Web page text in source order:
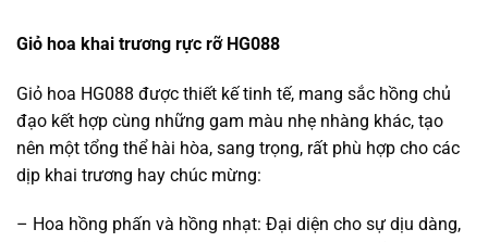
Giỏ hoa khai trương rực rỡ HG088
Giỏ hoa HG088 được thiết kế tinh tế, mang sắc hồng chủ
đạo kết hợp cùng những gam màu nhẹ nhàng khác, tạo
nên một tổng thể hài hòa, sang trọng, rất phù hợp cho các
dịp khai trương hay chúc mừng:
– Hoa hồng phấn và hồng nhạt: Đại diện cho sự dịu dàng,